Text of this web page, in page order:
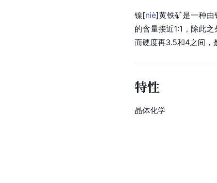
镍[niè]黄铁矿是一种由
的含量接近1:1，除此
而硬度再3.5和4之间，
特性
晶体化学